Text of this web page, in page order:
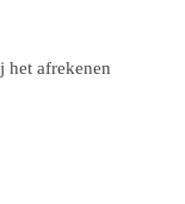
het afrekenen